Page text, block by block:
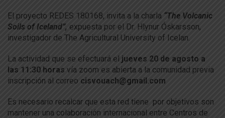
El proyecto REDES 180168, invita a la charla “The Volcanic
Soils of Iceland”, expuesta por el Dr. Hlynur Óskarsson,
investigador de The Agricultural University of Icelan.
La actividad que se efectuará el jueves 20 de agosto a
las 11:30 horas vía zoom es abierta a la comunidad previa
inscripción al correo cisvouach@gmail.com
Es necesario recalcar que esta red tiene por objetivos son
mantener una colaboración internacional entre Centros de